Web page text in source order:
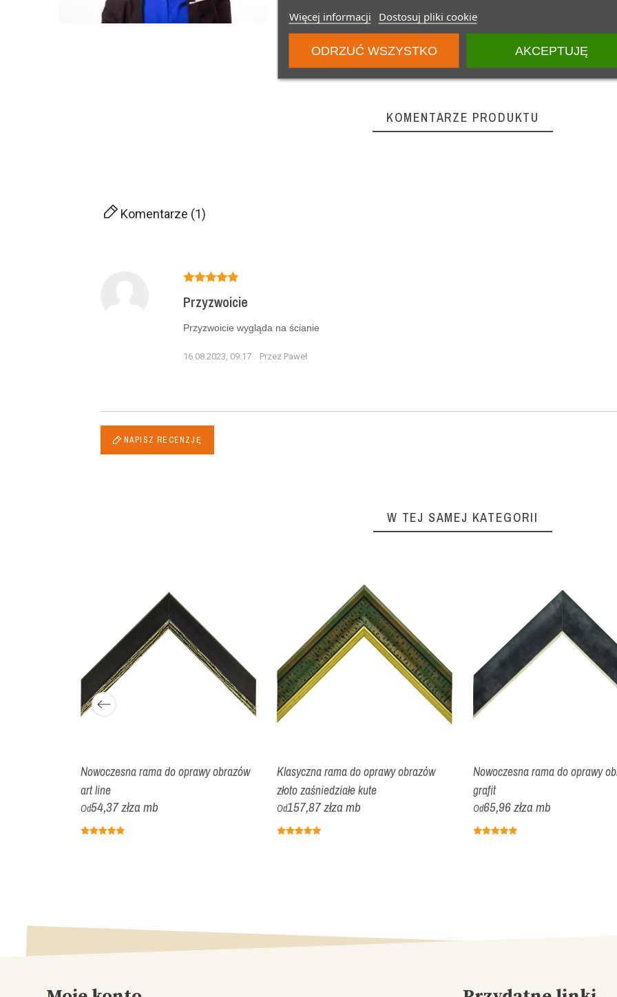
KOMENTARZE PRODUKTU
Komentarze (1)
Przyzwoicie
Przyzwoicie wygląda na ścianie
16.08.2023, 09:17 Przez Paweł
NAPISZ RECENZJĘ
W TEJ SAMEJ KATEGORII
Nowoczesna rama do oprawy obrazów
art line
Od54,37 złza mb
Klasyczna rama do oprawy obrazów
złoto zaśniedziałe kute
Od157,87 złza mb
Nowoczesna rama do oprawy
grafit
Od65,96 złza mb
Więcej informacji Dostosuj pliki cookie
ODRZUĆ WSZYSTKO AKCEPTUJĘ